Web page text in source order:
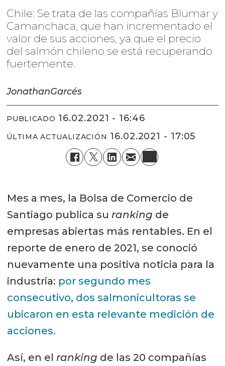
Chile: Se trata de las compañías Blumar y
Camanchaca, que han incrementado el
valor de sus acciones, ya que el precio
del salmón chileno se está recuperando
fuertemente.
JonathanGarcés
PUBLICADO 16.02.2021 - 16:46
ÚLTIMA ACTUALIZACIÓN 16.02.2021 - 17:05
Mes a mes, la Bolsa de Comercio de
Santiago publica su ranking de
empresas abiertas más rentables. En el
reporte de enero de 2021, se conoció
nuevamente una positiva noticia para la
industria: por segundo mes
consecutivo, dos salmonicultoras se
ubicaron en esta relevante medición de
acciones.
Así, en el ranking de las 20 compañías